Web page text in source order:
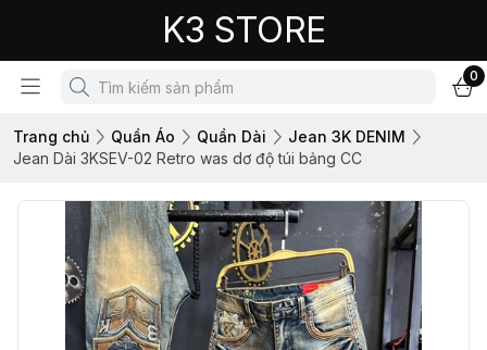
K3 STORE
0
Trang chủ Quần Áo Quần Dài
Jean 3K DENIM
Jean Dài 3KSEV-02 Retro was dơ độ túi bảng CC